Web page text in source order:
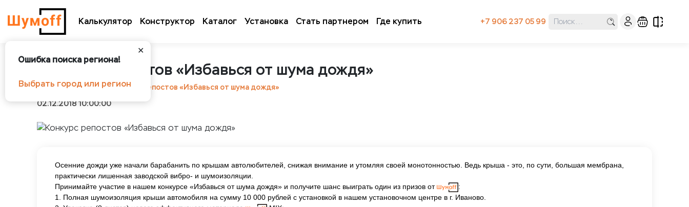
Калькулятор Конструктор Каталог Установка Стать партнером Где купить +7 906 237 05 99
✕
Ошибка поиска региона!
Выбрать город или регион
Конкурс репостов «Избавься от шума дождя»
Шумоff Новости
Конкурс репостов «Избавься от шума дождя»
02.12.2018 10:00:00
Осенние дожди уже начали барабанить по крышам автолюбителей, снижая внимание и утомляя своей монотонностью. Ведь крыша - это, по сути, большая мембрана,
практически лишенная заводской вибро- и шумоизоляции.
Принимайте участие в нашем конкурсе «Избавься от шума дождя» и получите шанс выиграть один из призов от
:
1. Полная шумоизоляция крыши автомобиля на сумму 10 000 рублей с установкой в нашем установочном центре в г. Иваново.